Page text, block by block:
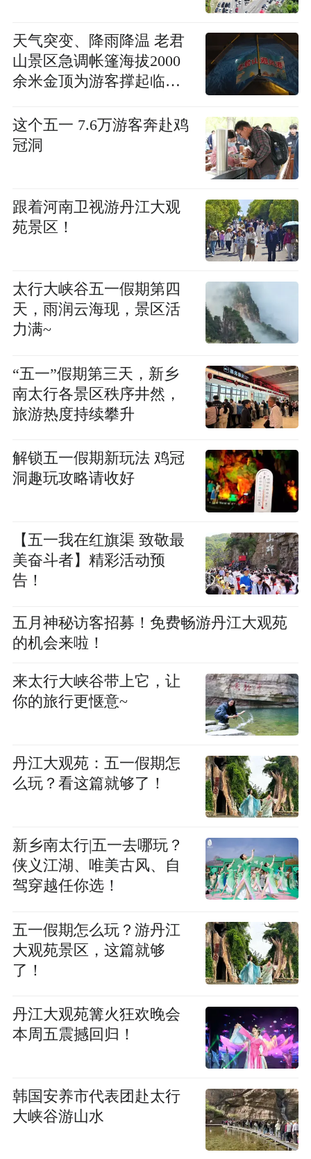
天气突变、降雨降温 老君
山景区急调帐篷海拔2000
余米金顶为游客撑起临
这个五一 7.6万游客奔赴鸡
冠洞
跟着河南卫视游丹江大观
苑景区！
太行大峡谷五一假期第四
天，雨润云海现，景区活
力满~
“五一”假期第三天，新乡
南太行各景区秩序井然，
旅游热度持续攀升
解锁五一假期新玩法 鸡冠
洞趣玩攻略请收好
【五一我在红旗渠 致敬最
美奋斗者】精彩活动预
告！
五月神秘访客招募！免费畅游丹江大观苑
的机会来啦！
来太行大峡谷带上它，让
你的旅行更惬意~
丹江大观苑：五一假期怎
么玩？看这篇就够了！
新乡南太行|五一去哪玩？
侠义江湖、唯美古风、自
驾穿越任你选！
五一假期怎么玩？游丹江
大观苑景区，这篇就够
了！
丹江大观苑篝火狂欢晚会
本周五震撼回归！
韩国安养市代表团赴太行
大峡谷游山水